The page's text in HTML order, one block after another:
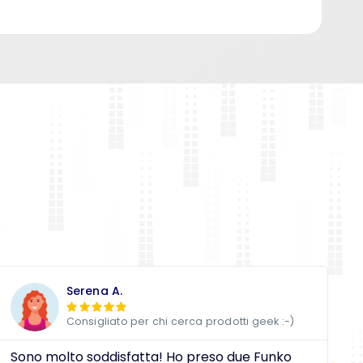
Serena A.
 
Consigliato per chi cerca prodotti geek :-)
Sono molto soddisfatta! Ho preso due Funko